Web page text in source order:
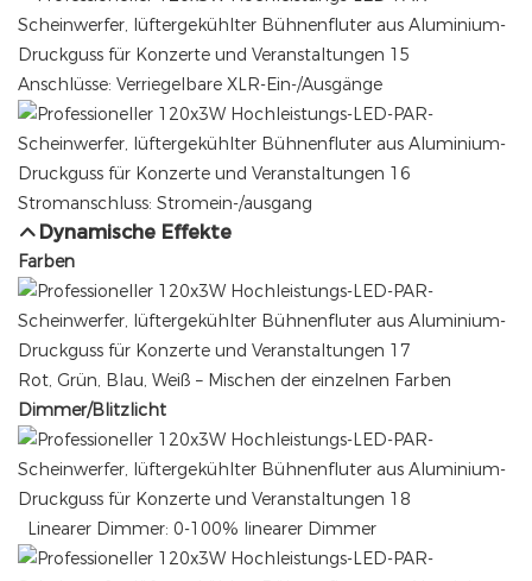
Anschlüsse: Verriegelbare XLR-Ein-/Ausgänge
Stromanschluss: Stromein-/ausgang
Dynamische Effekte
Farben
Rot, Grün, Blau, Weiß – Mischen der einzelnen Farben
Dimmer/Blitzlicht
Linearer Dimmer: 0-100% linearer Dimmer